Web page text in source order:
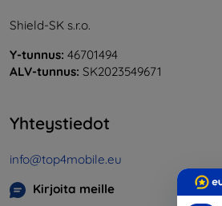
Shield-SK s.r.o.
Y-tunnus: 46701494
ALV-tunnus: SK2023549671
Yhteystiedot
info@top4mobile.eu
Kirjoita meille